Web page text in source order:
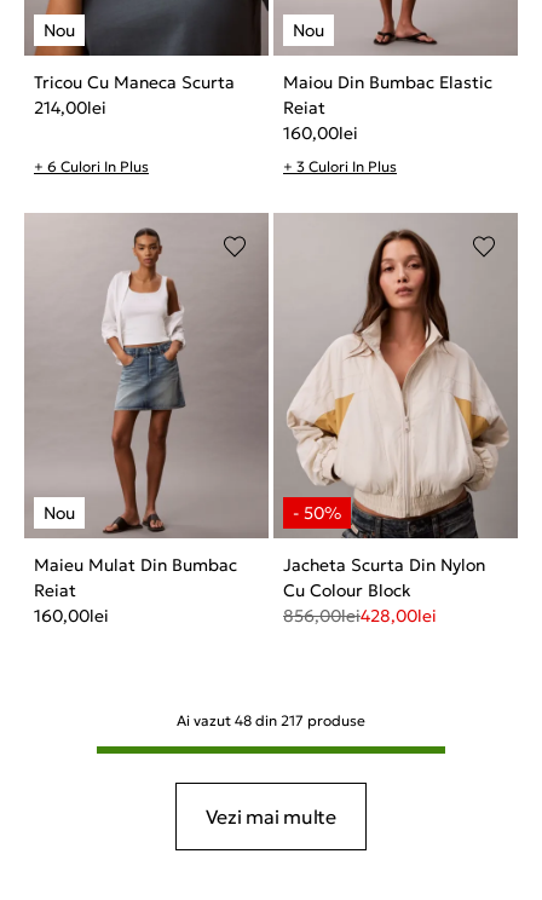
Tricou Cu Maneca Scurta
214,00lei
+ 6 Culori In Plus
Maiou Din Bumbac Elastic
Reiat
160,00lei
+ 3 Culori In Plus
Maieu Mulat Din Bumbac
Reiat
160,00lei
Jacheta Scurta Din Nylon
Cu Colour Block
856,00lei428,00lei
Ai vazut 48 din 217 produse
Vezi mai multe